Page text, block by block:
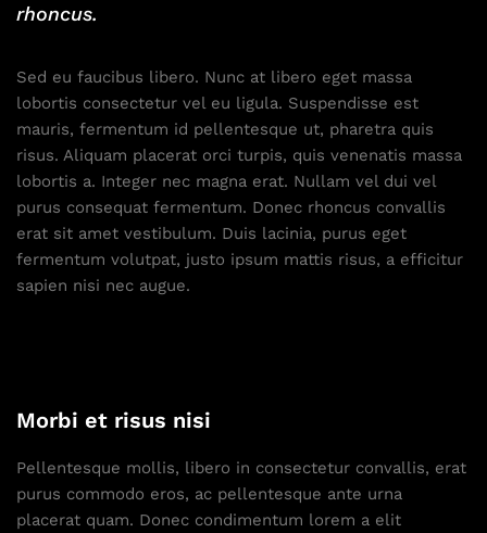
rhoncus.
Sed eu faucibus libero. Nunc at libero eget massa
lobortis consectetur vel eu ligula. Suspendisse est
mauris, fermentum id pellentesque ut, pharetra quis
risus. Aliquam placerat orci turpis, quis venenatis massa
lobortis a. Integer nec magna erat. Nullam vel dui vel
purus consequat fermentum. Donec rhoncus convallis
erat sit amet vestibulum. Duis lacinia, purus eget
fermentum volutpat, justo ipsum mattis risus, a efficitur
sapien nisi nec augue.
Morbi et risus nisi
Pellentesque mollis, libero in consectetur convallis, erat
purus commodo eros, ac pellentesque ante urna
placerat quam. Donec condimentum lorem a elit